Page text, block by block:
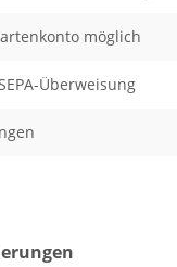
möglich
Überweisung